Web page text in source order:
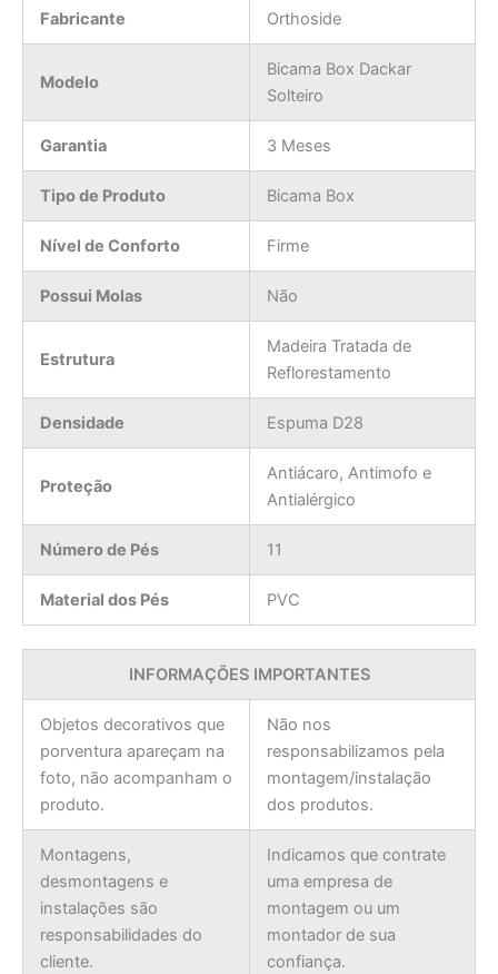
Fabricante Orthoside
Modelo
Bicama Box Dackar
Solteiro
Garantia 3 Meses
Tipo de Produto Bicama Box
Nível de Conforto Firme
Possui Molas Não
Estrutura
Madeira Tratada de
Reflorestamento
Densidade Espuma D28
Proteção
Antiácaro, Antimofo e
Antialérgico
Número de Pés 11
Material dos Pés PVC
INFORMAÇÕES IMPORTANTES
Objetos decorativos que
porventura apareçam na
foto, não acompanham o
produto.
Não nos
responsabilizamos pela
montagem/instalação
dos produtos.
Montagens,
desmontagens e
instalações são
responsabilidades do
cliente.
Indicamos que contrate
uma empresa de
montagem ou um
montador de sua
confiança.